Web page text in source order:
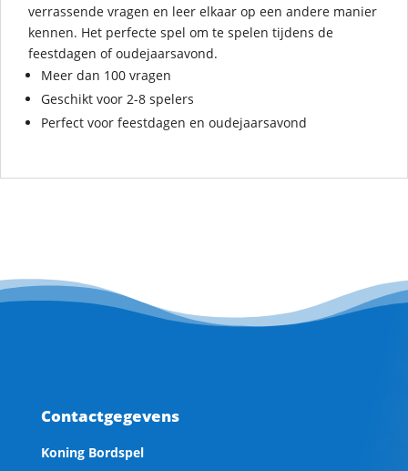
verrassende vragen en leer elkaar op een andere manier
kennen. Het perfecte spel om te spelen tijdens de
feestdagen of oudejaarsavond.
Meer dan 100 vragen
Geschikt voor 2-8 spelers
Perfect voor feestdagen en oudejaarsavond
Contactgegevens
Koning Bordspel